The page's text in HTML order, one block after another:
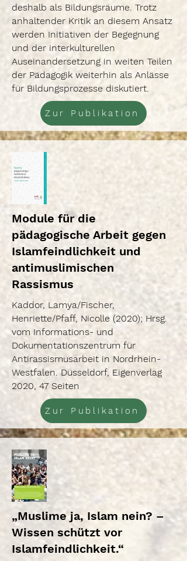
deshalb als Bildungsräume. Trotz
anhaltender Kritik an diesem Ansatz
werden Initiativen der Begegnung
und der interkulturellen
Auseinandersetzung in weiten Teilen
der Pädagogik weiterhin als Anlässe
für Bildungsprozesse diskutiert.
Zur Publikation
Module für die
pädagogische Arbeit gegen
Islamfeindlichkeit und
antimuslimischen
Rassismus
Kaddor, Lamya/Fischer,
Henriette/Pfaff, Nicolle (2020); Hrsg.
vom Informations- und
Dokumentationszentrum für
Antirassismusarbeit in Nordrhein-
Westfalen. Düsseldorf, Eigenverlag
2020, 47 Seiten
Zur Publikation
„Muslime ja, Islam nein? –
Wissen schützt vor
Islamfeindlichkeit.“